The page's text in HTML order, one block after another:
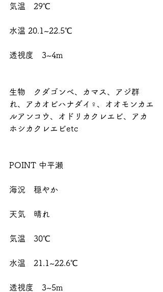
気温　29℃
水温 20.1~22.5℃
透視度　3~4m
生物　クダゴンベ、カマス、アジ群
れ、アカオビハナダイ♀、オオモンカエ
ルアンコウ、オドリカクレエビ、アカ
ホシカクレエビetc
POINT 中平瀬
海況　穏やか
天気　晴れ
気温　30℃
水温　21.1~22.6℃
透視度　3~5m